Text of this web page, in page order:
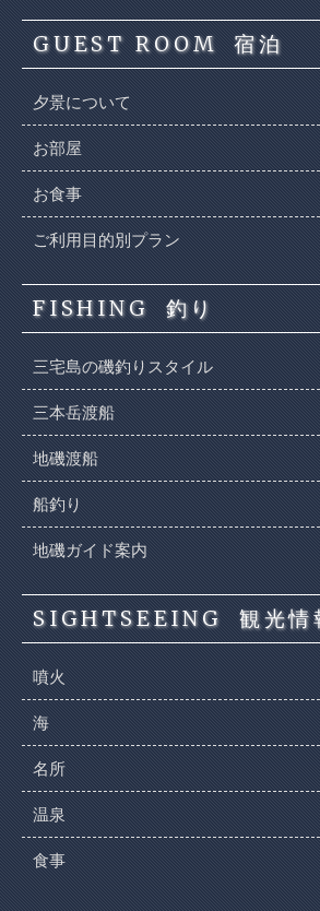
GUEST ROOM 宿泊
夕景について
お部屋
お食事
ご利用目的別プラン
FISHING 釣り
三宅島の磯釣りスタイル
三本岳渡船
地磯渡船
船釣り
地磯ガイド案内
SIGHTSEEING 観光情
噴火
海
名所
温泉
食事